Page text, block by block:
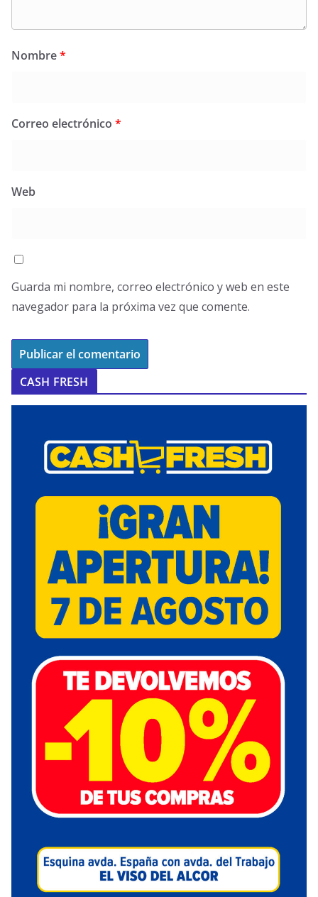
Nombre*
Correo electrónico *
Web
Guarda mi nombre, correo electrónico y web en este
navegador para la próxima vez que comente.
CASH FRESH